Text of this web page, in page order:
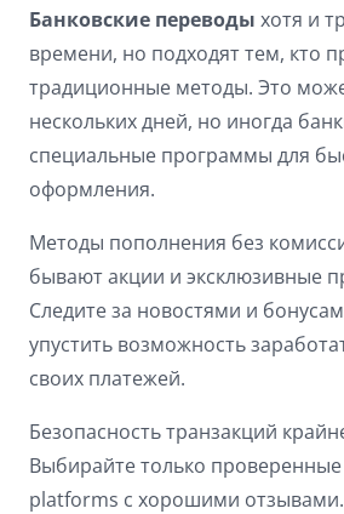
Банковские переводы хотя и
времени, но подходят тем, кто
традиционные методы. Это
нескольких дней, но иногда
специальные программы для
оформления.
Методы пополнения без
бывают акции и эксклюзивные
Следите за новостями и
упустить возможность
своих платежей.
Безопасность транзакций
Выбирайте только
platforms с хорошими